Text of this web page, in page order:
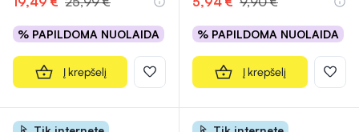
% PAPILDOMA NUOLAIDA
Į krepšelį
% PAPILDOMA NUOLAIDA
Į krepšelį